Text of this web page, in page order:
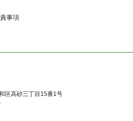
事項
区高砂三丁目15番1号